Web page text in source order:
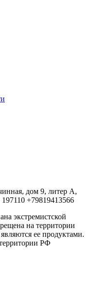
дом 9, литер А,
+79819413566
экстремистской
на территории
ее продуктами.
РФ